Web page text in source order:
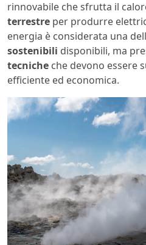
rinnovabile che sfrutta il
terrestre per produrre
energia è considerata una
sostenibili disponibili, ma
tecniche che devono essere
efficiente ed economica.